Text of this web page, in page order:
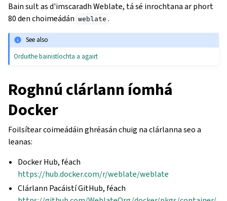
Bain sult as d'imscaradh Weblate, tá sé inrochtana ar phort
80 den choimeádán weblate .
See also
Orduithe bainistíochta a agairt
Roghnú clárlann íomhá
Docker
Foilsítear coimeádáin ghréasán chuig na clárlanna seo a
leanas:
Docker Hub, féach
https://hub.docker.com/r/weblate/weblate
Clárlann Pacáistí GitHub, féach